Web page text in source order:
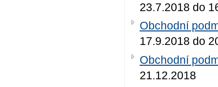
23.7.2018 do
Obchodní
17.9.2018 do
Obchodní
21.12.2018